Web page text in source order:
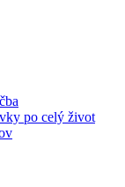
po celý život